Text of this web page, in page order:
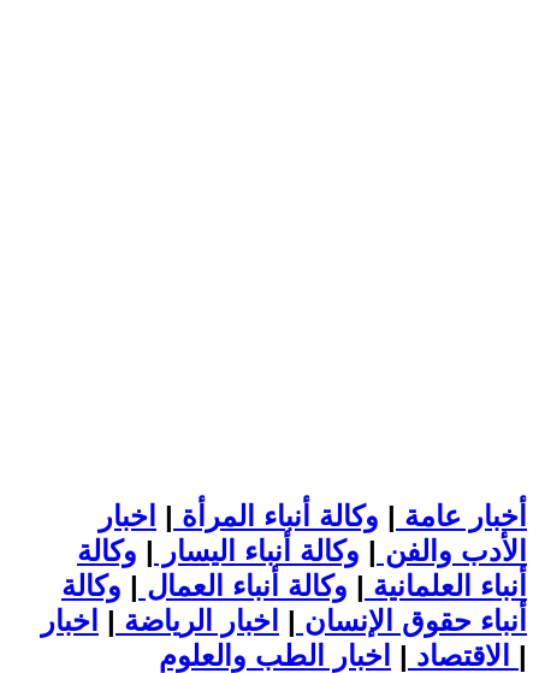
أخبار عامة | وكالة أنباء المرأة | اخبار
الأدب والفن | وكالة أنباء اليسار | وكالة
أنباء العلمانية | وكالة أنباء العمال | وكالة
أنباء حقوق الإنسان | اخبار الرياضة | اخبار
الاقتصاد | |